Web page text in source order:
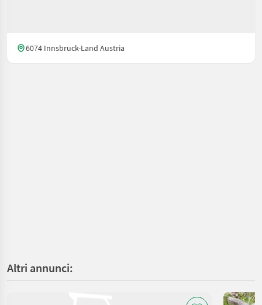
6074 Innsbruck-Land Austria
Altri annunci: